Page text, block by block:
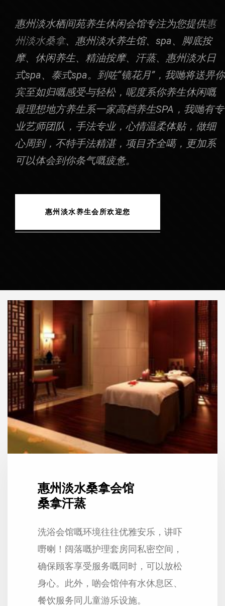
惠州淡水栖间苑养生休闲会馆专注为您提供惠
州淡水桑拿、惠州淡水养生馆、spa、脚底按
摩、休闲养生、精油按摩、汗蒸、惠州淡水日
式spa、泰式spa。到咗“镜花月”，我哋将送畀你
宾至如归嘅感受与轻松，呢度系你养生休闲嘅
最理想地方养生系一家高档养生SPA，我哋有专
业艺师团队，手法专业，心情温柔体贴，做细
心周到，不特手法精湛，项目齐全噶，更加系
可以体会到你条气嘅疲惫。
惠州淡水养生会所欢迎您
惠州淡水桑拿会馆
桑拿汗蒸
洗浴会馆嘅环境往往优雅安乐，讲吓
嘢喇！阔落嘅护理套房同私密空间，
确保顾客享受服务嘅同时，可以放松
身心。此外，啲会馆仲有水休息区、
餐饮服务同儿童游乐设施。